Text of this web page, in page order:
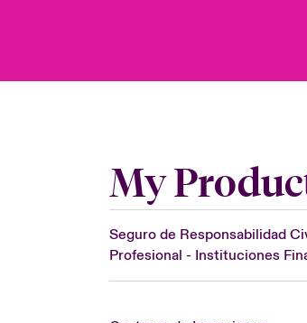
My
Seguro de Responsabilidad
Profesional - Instituciones